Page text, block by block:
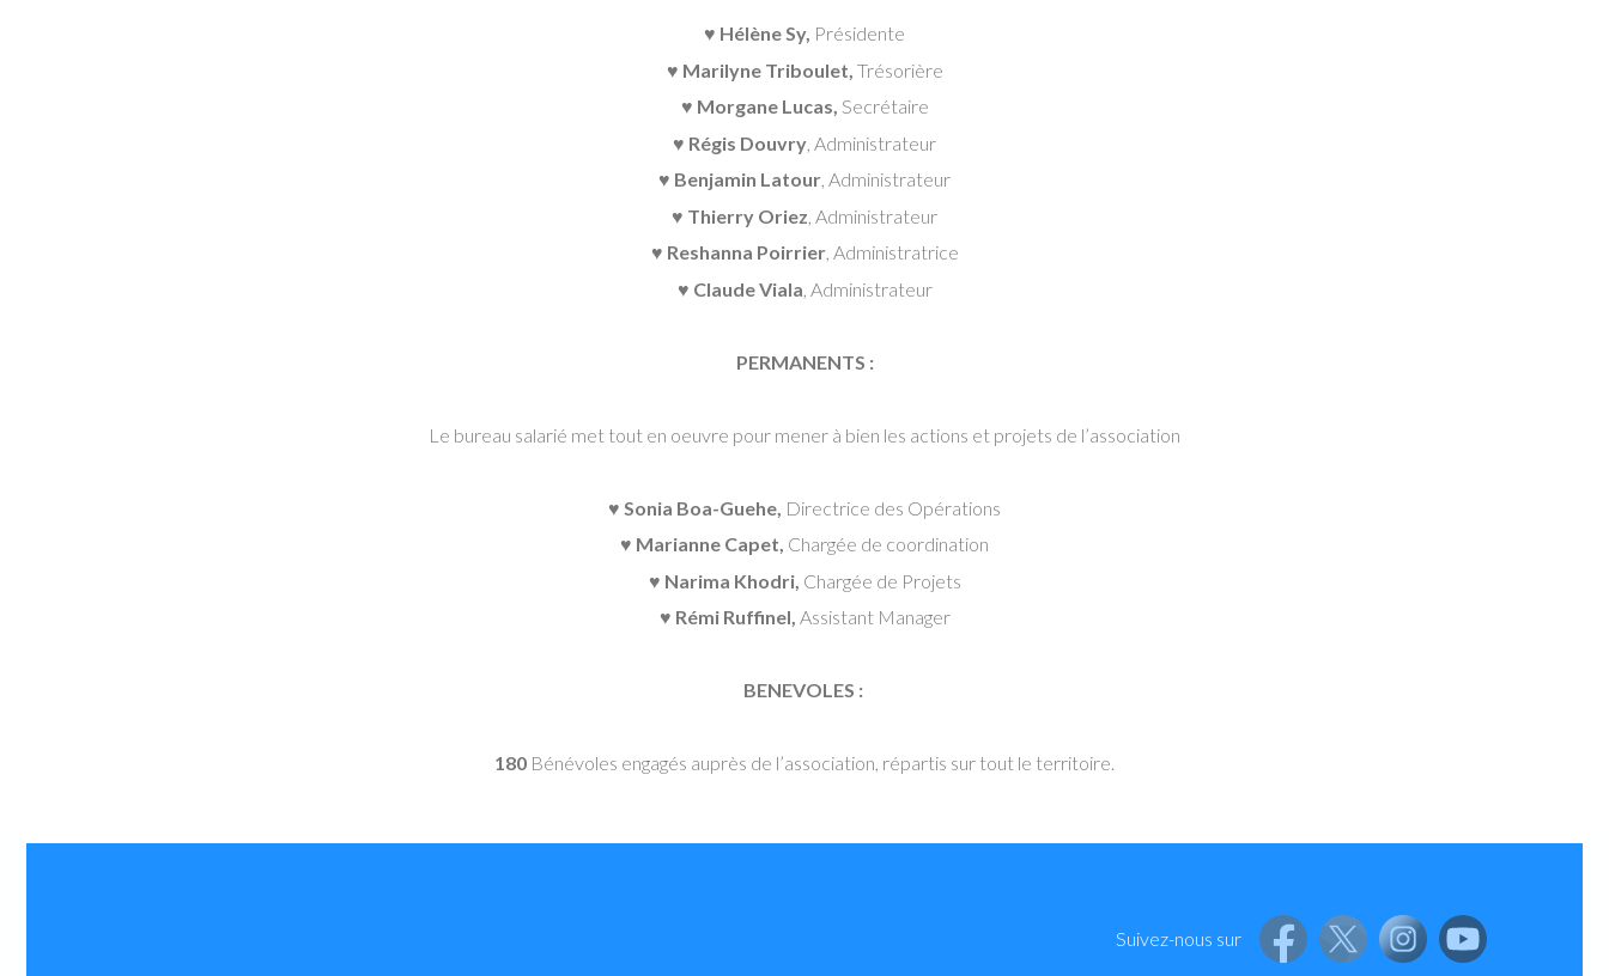
♥ Hélène Sy, Présidente
♥ Marilyne Triboulet, Trésorière
♥ Morgane Lucas, Secrétaire
♥ Régis Douvry , Administrateur
♥ Benjamin Latour, Administrateur
♥ Thierry Oriez , Administrateur
♥ Reshanna Poirrier, Administratrice
♥ ClaudeViala , Administrateur
PERMANENTS :
Le bureau salarié met tout en oeuvre pour mener à bien les actions et projets de l’association
♥ Sonia Boa-Guehe, Directrice des Opérations
♥ Marianne Capet, Chargée de coordination
♥ Narima Khodri, Chargée de Projets
♥ Rémi Ruffinel, Assistant Manager
BENEVOLES :
180 Bénévoles engagés auprès de l’association, répartis sur tout le territoire.
Suivez-nous sur